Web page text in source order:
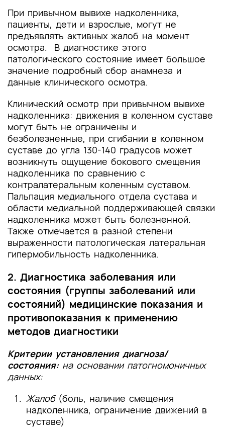
При привычном вывихе надколенника,
пациенты, дети и взрослые, могут не
предъявлять активных жалоб на момент
осмотра. В диагностике этого
патологического состояние имеет большое
значение подробный сбор анамнеза и
данные клинического осмотра.
Клинический осмотр при привычном вывихе
надколенника: движения в коленном суставе
могут быть не ограничены и
безболезненные, при сгибании в коленном
суставе до угла 130-140 градусов может
возникнуть ощущение бокового смещения
надколенника по сравнению с
контралатеральным коленным суставом.
Пальпация медиального отдела сустава и
области медиальной поддерживающей связки
надколенника может быть болезненной.
Также отмечается в разной степени
выраженности патологическая латеральная
гипермобильность надколенника.
2. Диагностика заболевания или
состояния (группы заболеваний или
состояний) медицинские показания и
противопоказания к применению
методов диагностики
Критерии установления диагноза/
состояния: на основании патогномоничных
данных:
Жалоб(боль, наличие смещения
надколенника, ограничение движений в
суставе)